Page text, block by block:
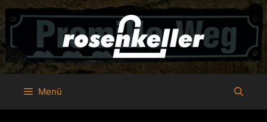
Zum
Inhalt
springen
Menü